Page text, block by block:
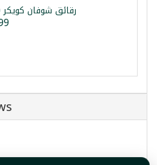
رقائق شوفان كويكر 500غ